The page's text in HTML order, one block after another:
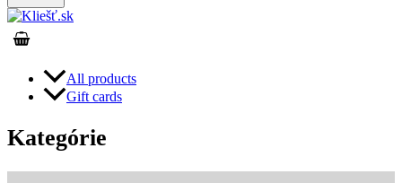
All products
Gift cards
Kategórie